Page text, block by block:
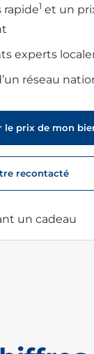
rapide1 et un
experts
réseau
le prix de mon
recontacté